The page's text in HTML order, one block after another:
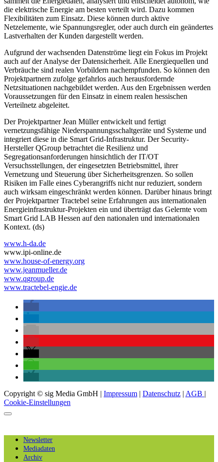
die elektrische Energie am besten verteilt wird. Dazu kommen
Flexibilitäten zum Einsatz. Diese können durch aktive
Netzelemente, wie Spannungsregler, oder auch durch ein geändertes
Lastverhalten der Kunden dargestellt werden.
Aufgrund der wachsenden Datenströme liegt ein Fokus im Projekt
auch auf der Analyse der Datensicherheit. Alle Energiequellen und
Verbräuche sind realen Vorbildern nachempfunden. So können den
Projektpartnern zufolge gefahrlos auch herausfordernde
Netzsituationen nachgebildet werden. Aus den Ergebnissen werden
Voraussetzungen für den Einsatz in einem realen hessischen
Verteilnetz abgeleitet.
Der Projektpartner Jean Müller entwickelt und fertigt
vernetzungsfähige Niederspannungsschaltgeräte und Systeme und
integriert diese in die Smart Grid-Infrastruktur. Der Security-
Hersteller QGroup betrachtet die Resilienz und
Segregationsanforderungen hinsichtlich der IT/OT
Versuchsstellungen, der eingesetzten Betriebsmittel, ihrer
Vernetzung und Steuerung über Sicherheitsgrenzen. So sollen
Risiken im Falle eines Cyberangriffs nicht nur reduziert, sondern
auch wirksam eingeschränkt werden können. Darüber hinaus bringt
der Projektpartner Tractebel seine Erfahrungen aus internationalen
Energieinfrastruktur-Projekten ein und überträgt das Gelernte vom
Smart Grid LAB Hessen auf den nationalen und internationalen
Kontext. (ds)
www.h-da.de
www.ipi-online.de
www.house-of-energy.org
www.jeanmueller.de
www.qgroup.de
www.tractebel-engie.de
Copyright © sig Media GmbH | Impressum | Datenschutz | AGB |
Cookie-Einstellungen
Newsletter
Mediadaten
Archiv